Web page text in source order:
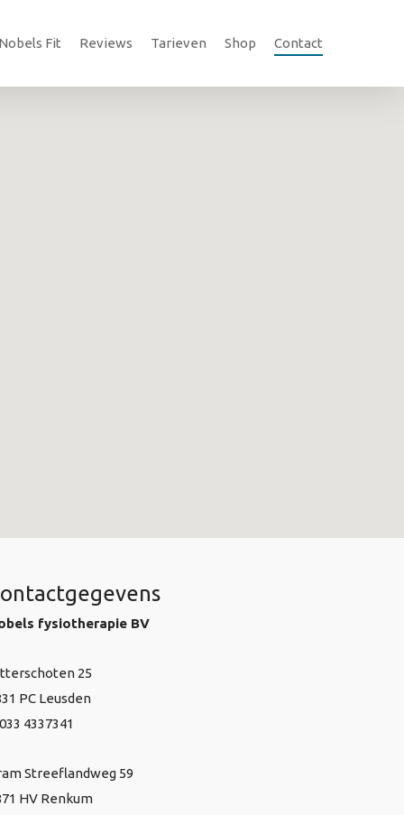
Nobels Fit Reviews Tarieven Shop Contact
fysiotherapie BV
25
PC Leusden
4337341
Streeflandweg 59
HV Renkum